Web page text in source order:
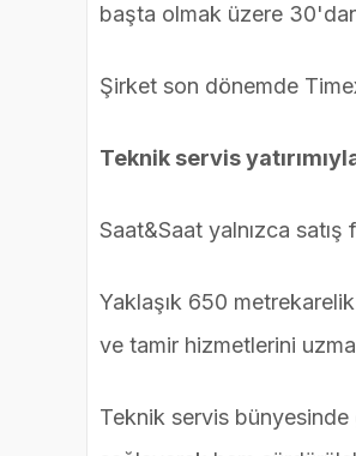
başta olmak üzere
Şirket son dönemde
Teknik servis
Saat&Saat yalnızca
Yaklaşık 650
ve tamir hizmetlerini
Teknik servis